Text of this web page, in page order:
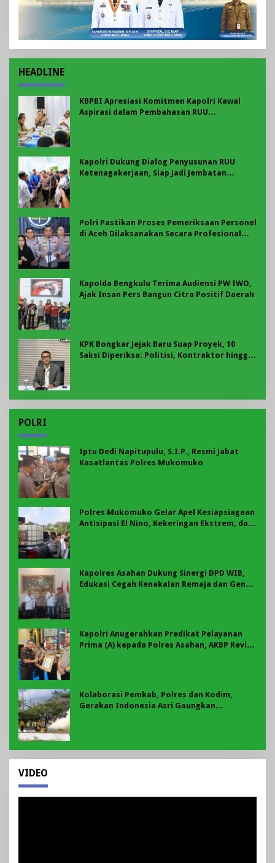
HEADLINE
KBPBI Apresiasi Komitmen Kapolri Kawal
Aspirasi dalam Pembahasan RUU
Kapolri Dukung Dialog Penyusunan RUU
Ketenagakerjaan, Siap Jadi Jembatan
Polri Pastikan Proses Pemeriksaan Personel
di Aceh Dilaksanakan Secara Profesional
Kapolda Bengkulu Terima Audiensi PW IWO,
Ajak Insan Pers Bangun Citra Positif Daerah
KPK Bongkar Jejak Baru Suap Proyek, 10
Saksi Diperiksa: Politisi, Kontraktor hingga
POLRI
Iptu Dedi Napitupulu, S.I.P., Resmi Jabat
Kasatlantas Polres Mukomuko
Polres Mukomuko Gelar Apel Kesiapsiagaan
Antisipasi El Nino, Kekeringan Ekstrem, dan
Kapolres Asahan Dukung Sinergi DPD WIB,
Edukasi Cegah Kenakalan Remaja dan Geng
Kapolri Anugerahkan Predikat Pelayanan
Prima (A) kepada Polres Asahan, AKBP Revi
Kolaborasi Pemkab, Polres dan Kodim,
Gerakan Indonesia Asri Gaungkan
VIDEO